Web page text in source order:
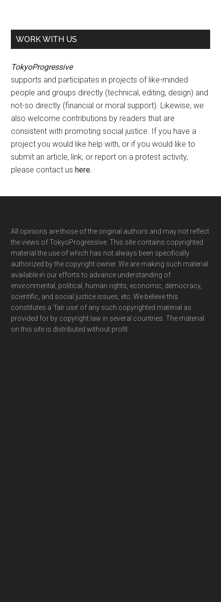
WORK WITH US
TokyoProgressive
supports and participates in projects of like-minded
people and groups directly (technical, editing, design) and
not-so directly (financial or moral support). Likewise, we
also welcome contributions by readers that are
consistent with promoting social justice. If you have a
project you would like help with, or if you would like to
submit an article, link, or report on a protest activity,
please contact ushere.
Footer
All opinions are those of the original authors and may not reflect
the views of TokyoProgressive. This site contains copyrighted
material the use of which has not always been specifically
authorized by the copyright owner. We are making such material
available in our efforts to advance understanding of
environmental, political, human rights, economic, democracy,
scientific, and social justice issues, etc. We believe this
constitutes a ‘fair use’ of any such copyrighted material as
provided for by copyright law in several countries. The material
on this site is distributed without profit.